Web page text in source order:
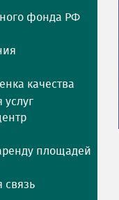
фонда РФ
качества
услуг
площадей
связь